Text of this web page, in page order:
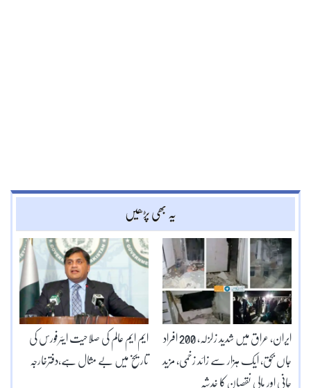
یہ بھی پڑھیں
ایم ایم عالم کی صلاحیت ایئرفورس کی
تاریخ میں بے مثال ہے،دفترخارجہ
ایران، عراق میں شدید زلزلہ، 200 افراد
جاں بحق، ایک ہزار سے زائد زخمی، مزید
جانی اور مالی نقصان کا خدشہ